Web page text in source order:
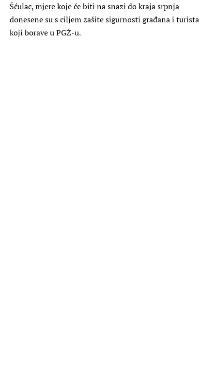
Šćulac, mjere koje će biti na snazi do kraja srpnja
donesene su s ciljem zašite sigurnosti građana i turista
koji borave u PGŽ-u.